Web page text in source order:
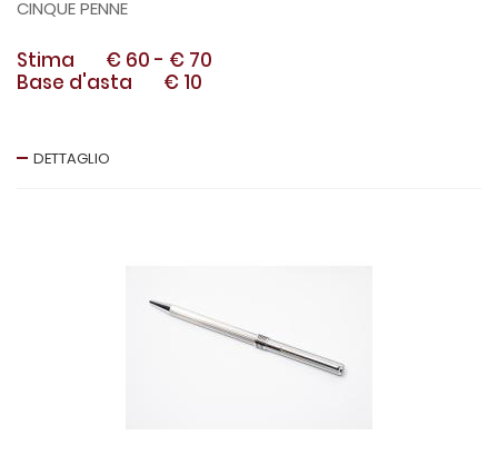
CINQUE PENNE
Stima € 60 - € 70
Base d'asta
€ 10
DETTAGLIO